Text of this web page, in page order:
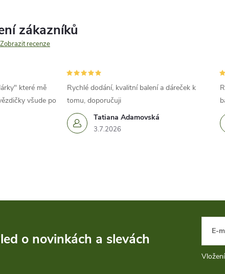
zákazníků
Zobrazit recenze
které mě
všude po
Tatiana Adamovská
3.7.2026
Rychlé dodání, kvalitní balení a dáreček k
tomu, doporučuji
o novinkách a slevách E-